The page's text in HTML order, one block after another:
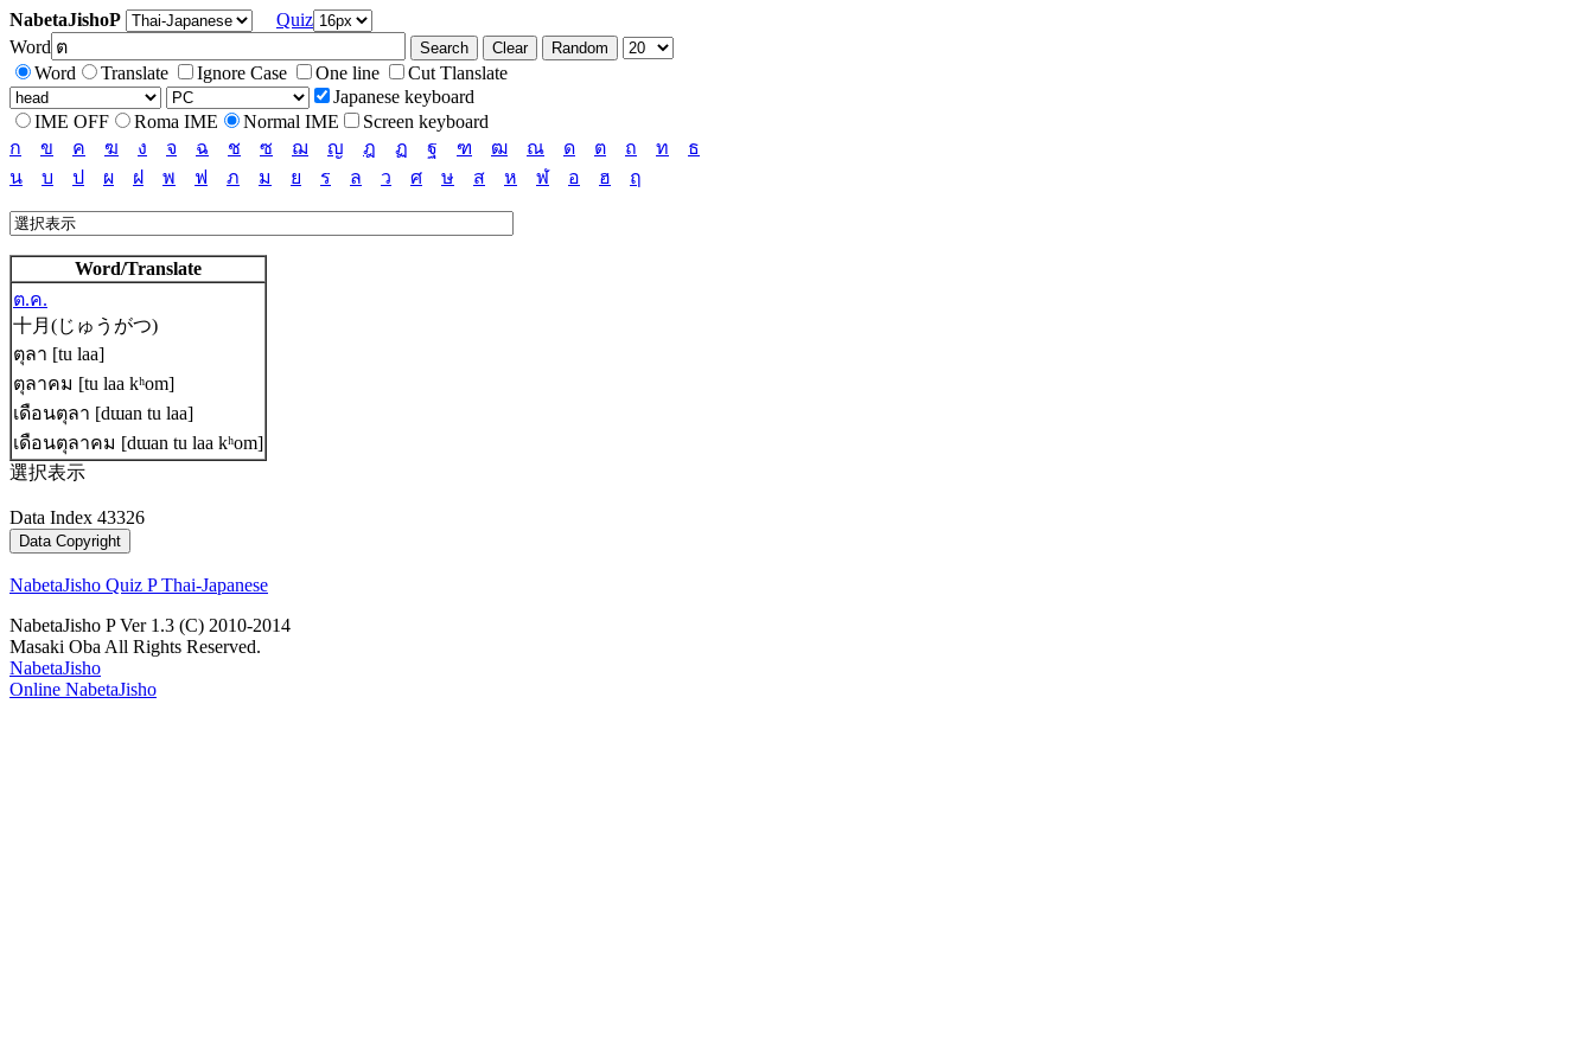
NabetaJishoP
Quiz
Word
Word
Translate Ignore Case One line
Cut Tlanslate
Japanese keyboard
IME OFF
Roma IME Normal IME
Screen keyboard
ก
ข ค ฆ ง จ ฉ ช ซ ฌ ญ ฎ ฏ ฐ ฑ ฒ ณ ด ต ถ ท
ธ
น
บ ป ผ ฝ พ ฟ ภ ม ย ร ล ว ศ ษ ส ห ฬ อ ฮ ฤ
Word/Translate
ต.ค.
十月(じゅうがつ)
ตุลา [tu laa]
ตุลาคม [tu laa kʰom]
เดือนตุลา [dɯan tu laa]
เดือนตุลาคม [dɯan tu laa kʰom]
選択表示
Data Index 43326
NabetaJisho Quiz P Thai-Japanese
NabetaJisho P Ver 1.3 (C) 2010-2014
Masaki Oba All Rights Reserved.
NabetaJisho
Online NabetaJisho